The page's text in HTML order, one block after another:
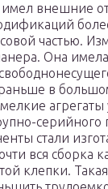
внешние
частью.
Она
в
агрегаты
серийного
стали
вся сборка
клепки.